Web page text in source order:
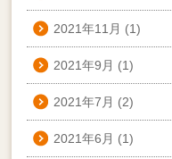
2021年11月 (1)
2021年9月 (1)
2021年7月 (2)
2021年6月 (1)